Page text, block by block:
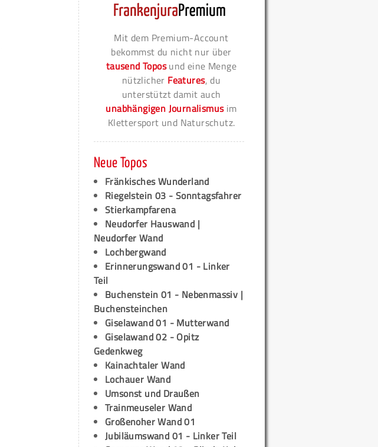
Mit dem Premium-Account
bekommst du nicht nur über
tausend Toposund eine Menge
nützlicher Features, du
unterstützt damit auch
unabhängigen Journalismusim
Klettersport und Naturschutz.
Neue Topos
Fränkisches Wunderland
Riegelstein 03 - Sonntagsfahrer
Stierkampfarena
Neudorfer Hauswand |
Neudorfer Wand
Lochbergwand
Erinnerungswand 01 - Linker
Teil
Buchenstein 01 - Nebenmassiv |
Buchensteinchen
Giselawand 01 - Mutterwand
Giselawand 02 - Opitz
Gedenkweg
Kainachtaler Wand
Lochauer Wand
Umsonst und Draußen
Trainmeuseler Wand
Großenoher Wand 01
Jubiläumswand 01 - Linker Teil